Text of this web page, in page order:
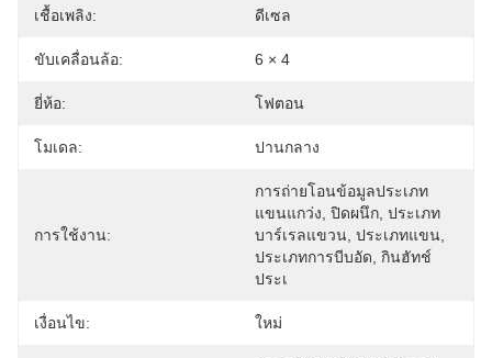
เชื้อเพลิง: ดีเซล
ขับเคลื่อนล้อ: 6 × 4
ยี่ห้อ: โฟตอน
โมเดล: ปานกลาง
การใช้งาน:
การถ่ายโอนข้อมูลประเภท
แขนแกว่ง, ปิดผนึก, ประเภท
บาร์เรลแขวน, ประเภทแขน,
ประเภทการบีบอัด, กินฮัทช์
ประเ
เงื่อนไข: ใหม่